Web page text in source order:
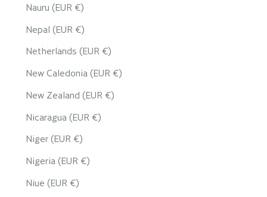
Nauru (EUR €)
Nepal (EUR €)
Netherlands (EUR €)
New Caledonia (EUR €)
New Zealand (EUR €)
Nicaragua (EUR €)
Niger (EUR €)
Nigeria (EUR €)
Niue (EUR €)